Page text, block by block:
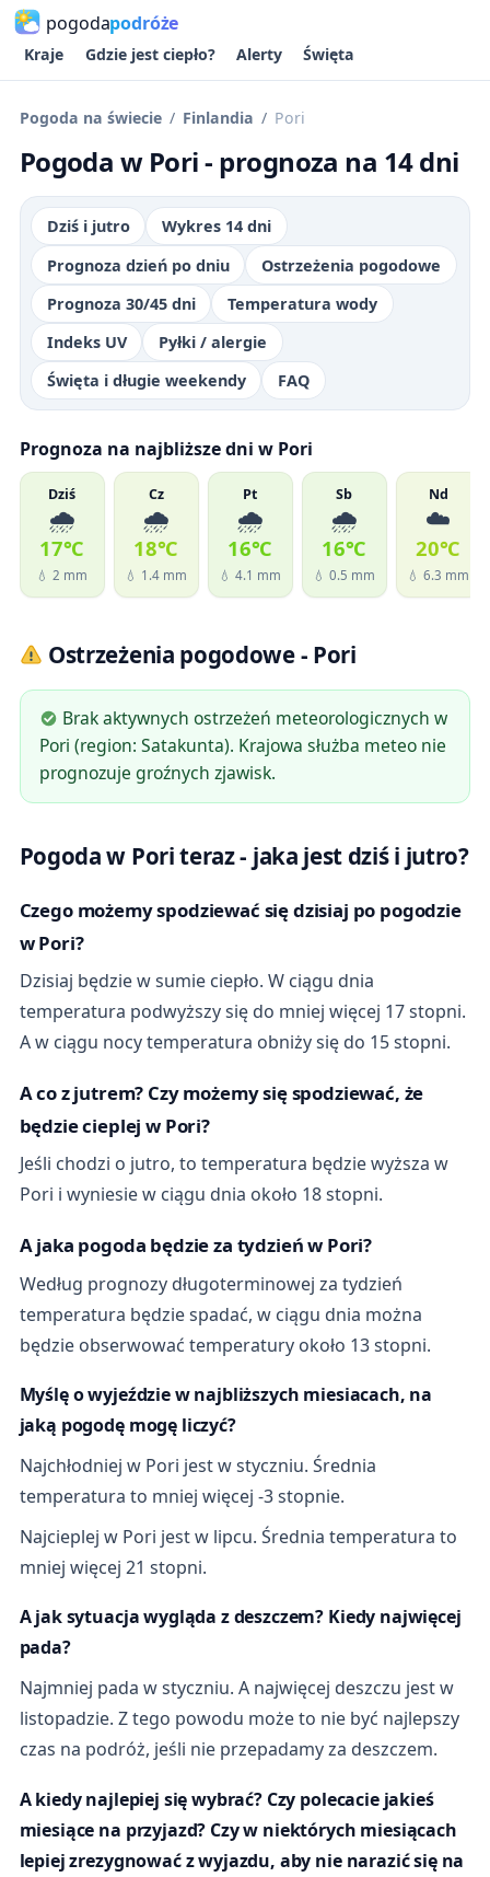
pogodapodróże
Kraje Gdzie jest ciepło? Alerty Święta
Pogoda na świecie Finlandia Pori
Pogoda w Pori - prognoza na 14 dni
Dziś i jutro
Wykres 14 dni
Prognoza dzień po dniu
Ostrzeżenia pogodowe
Prognoza 30/45 dni
Temperatura wody
Indeks UV
Pyłki / alergie
Święta i długie weekendy
FAQ
Prognoza na najbliższe dni w Pori
Dziś
🌧️
17℃
💧 2 mm
Cz
🌧️
18℃
💧 1.4 mm
Pt
🌧️
16℃
💧 4.1 mm
Sb
🌧️
16℃
💧 0.5 mm
Nd
☁️
20℃
💧 6.3 mm
Ostrzeżenia pogodowe - Pori
Brak aktywnych ostrzeżeń meteorologicznych w
Pori (region: Satakunta). Krajowa służba meteo nie
prognozuje groźnych zjawisk.
Pogoda w Pori teraz - jaka jest dziś i jutro?
Czego możemy spodziewać się dzisiaj po pogodzie
w Pori?
Dzisiaj będzie w sumie ciepło. W ciągu dnia
temperatura podwyższy się do mniej więcej 17 stopni.
A w ciągu nocy temperatura obniży się do 15 stopni.
A co z jutrem? Czy możemy się spodziewać, że
będzie cieplej w Pori?
Jeśli chodzi o jutro, to temperatura będzie wyższa w
Pori i wyniesie w ciągu dnia około 18 stopni.
A jaka pogoda będzie za tydzień w Pori?
Według prognozy długoterminowej za tydzień
temperatura będzie spadać, w ciągu dnia można
będzie obserwować temperatury około 13 stopni.
Myślę o wyjeździe w najbliższych miesiacach, na
jaką pogodę mogę liczyć?
Najchłodniej w Pori jest w styczniu. Średnia
temperatura to mniej więcej -3 stopnie.
Najcieplej w Pori jest w lipcu. Średnia temperatura to
mniej więcej 21 stopni.
A jak sytuacja wygląda z deszczem? Kiedy najwięcej
pada?
Najmniej pada w styczniu. A najwięcej deszczu jest w
listopadzie. Z tego powodu może to nie być najlepszy
czas na podróż, jeśli nie przepadamy za deszczem.
A kiedy najlepiej się wybrać? Czy polecacie jakieś
miesiące na przyjazd? Czy w niektórych miesiącach
lepiej zrezygnować z wyjazdu, aby nie narazić się na